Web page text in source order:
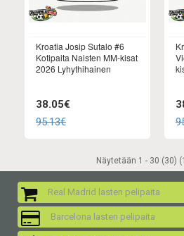
Kroatia Josip Sutalo #6
Kotipaita Naisten MM-kisat
2026 Lyhythihainen
38.05€
95.13€
Näytetään 1 - 30 (30)
Real Madrid lasten pelipaita
Barcelona lasten pelipaita